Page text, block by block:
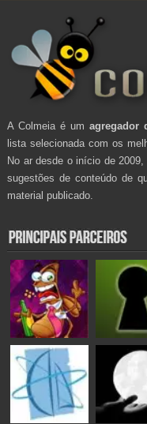
A Colmeia é um agregador
lista selecionada com os
No ar desde o início de 2009,
sugestões de conteúdo de
material publicado.